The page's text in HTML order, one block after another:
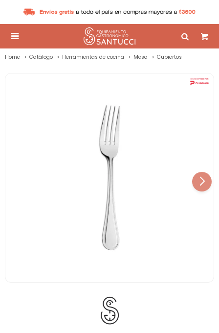

Home Catálogo Herramientas de cocina Mesa Cubiertos